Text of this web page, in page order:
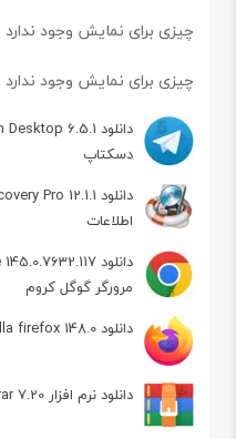
چیزی برای نمایش وجود ندارد
چیزی برای نمایش وجود ندارد
دسکتاپ
اطلاعات
مرورگر گوگل کروم
دانلود mozilla firefox 148.0 مرورگر موزیلا فایرفاکس
دانلود نرم افزار winrar 7.20 وین رار